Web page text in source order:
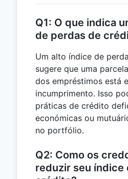
Q1: O que indica
de perdas de
Um alto índice de
sugere que uma
dos empréstimos está
incumprimento. Isso
práticas de crédito
económicas ou
no portfólio.
Q2: Como os
reduzir seu índice